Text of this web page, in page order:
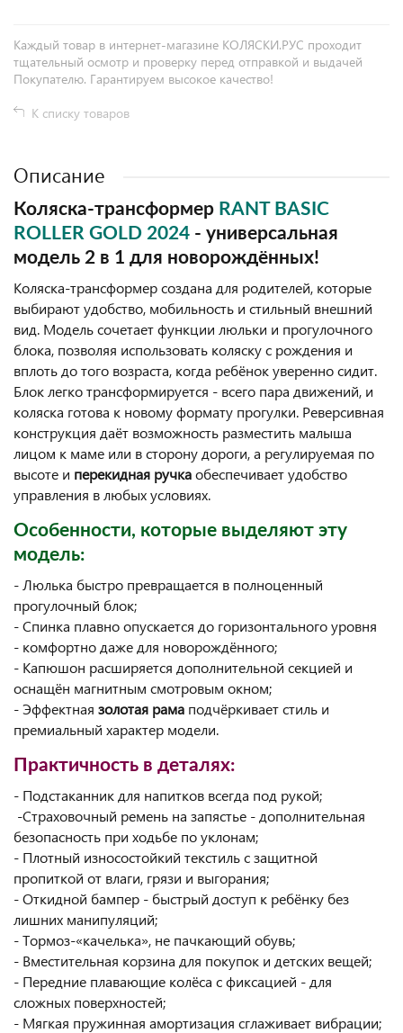
Каждый товар в интернет-магазине КОЛЯСКИ.РУС проходит
тщательный осмотр и проверку перед отправкой и выдачей
Покупателю. Гарантируем высокое качество!
К списку товаров
Описание
Коляска-трансформер RANT BASIC
ROLLER GOLD 2024 - универсальная
модель 2 в 1 для новорождённых!
Коляска-трансформер создана для родителей, которые
выбирают удобство, мобильность и стильный внешний
вид. Модель сочетает функции люльки и прогулочного
блока, позволяя использовать коляску с рождения и
вплоть до того возраста, когда ребёнок уверенно сидит.
Блок легко трансформируется - всего пара движений, и
коляска готова к новому формату прогулки. Реверсивная
конструкция даёт возможность разместить малыша
лицом к маме или в сторону дороги, а регулируемая по
высоте и перекидная ручкаобеспечивает удобство
управления в любых условиях.
Особенности, которые выделяют эту
модель:
- Люлька быстро превращается в полноценный
прогулочный блок;
- Спинка плавно опускается до горизонтального уровня
- комфортно даже для новорождённого;
- Капюшон расширяется дополнительной секцией и
оснащён магнитным смотровым окном;
- Эффектная золотая рама подчёркивает стиль и
премиальный характер модели.
Практичность в деталях:
- Подстаканник для напитков всегда под рукой;
-Страховочный ремень на запястье - дополнительная
безопасность при ходьбе по уклонам;
- Плотный износостойкий текстиль с защитной
пропиткой от влаги, грязи и выгорания;
- Откидной бампер - быстрый доступ к ребёнку без
лишних манипуляций;
- Тормоз-«качелька», не пачкающий обувь;
- Вместительная корзина для покупок и детских вещей;
- Передние плавающие колёса с фиксацией - для
сложных поверхностей;
- Мягкая пружинная амортизация сглаживает вибрации;